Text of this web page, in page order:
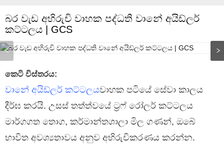
බර වැඩ අභිරුචි වාහක පද්ධති වානේ අයිඩ්ලර්
කට්ටලය | GCS
කෙටි විස්තරය:
වානේ අයිඩ්ලර් කට්ටලයවාහක පටියේ සේවා කාලය
දීර්ඝ කරයි. උසස් තත්ත්වයේ ට්‍රෆ් රෝලර් කට්ටලය
මාර්ගගත තොග, කර්මාන්තශාලා මිල ගණන්, ඔබේ
භාවිත අවශ්‍යතාවය අනුව අභිරුචිකරණය කරන්න.